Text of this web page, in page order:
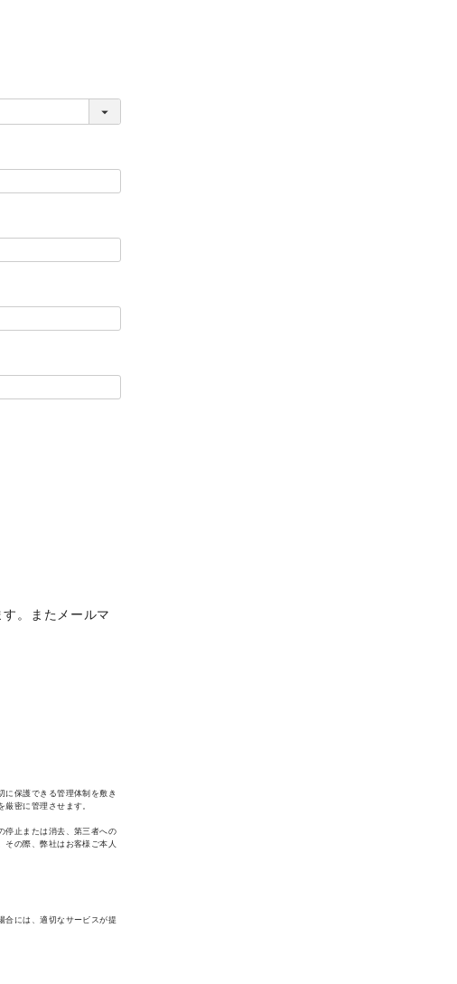
。またメールマ
に保護できる管理体制を敷き
密に管理させます。
停止または消去、第三者への
その際、弊社はお客様ご本人
合には、適切なサービスが提